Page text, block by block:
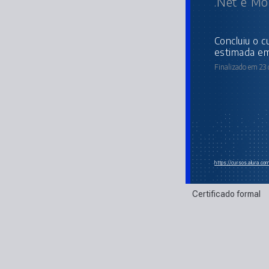
concluiu o curso online com carga horária
estimada
Finalizado em 23
https://
Certificado formal